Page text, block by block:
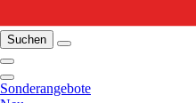
Suchen
Sonderangebote